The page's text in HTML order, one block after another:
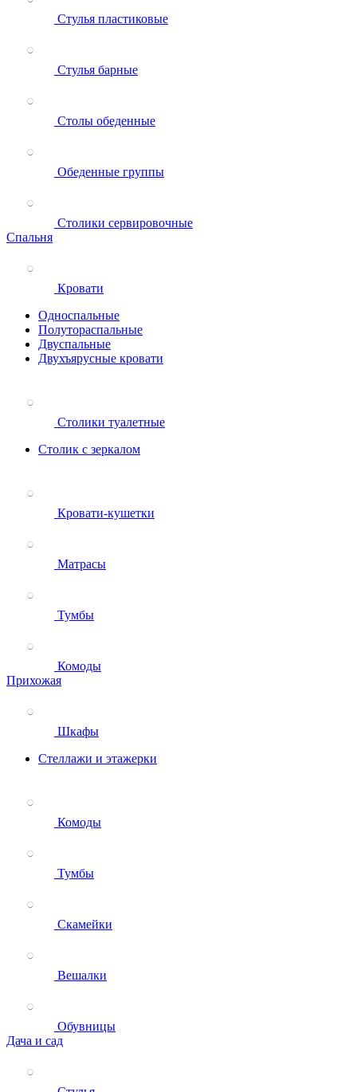
Стулья пластиковые
Стулья барные
Столы обеденные
Обеденные группы
Столики сервировочные
Спальня
Кровати
Односпальные
Полутораспальные
Двуспальные
Двухъярусные кровати
Столики туалетные
Столик с зеркалом
Кровати-кушетки
Матрасы
Тумбы
Комоды
Прихожая
Шкафы
Стеллажи и этажерки
Комоды
Тумбы
Скамейки
Вешалки
Обувницы
Дача и сад